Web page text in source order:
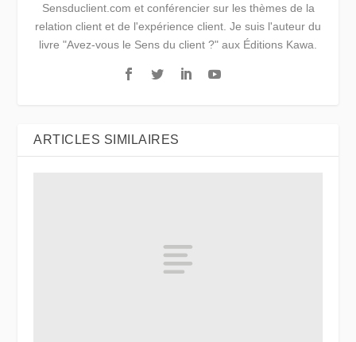
Sensduclient.com et conférencier sur les thèmes de la
relation client et de l'expérience client. Je suis l'auteur du
livre "Avez-vous le Sens du client ?" aux Éditions Kawa.
ARTICLES SIMILAIRES